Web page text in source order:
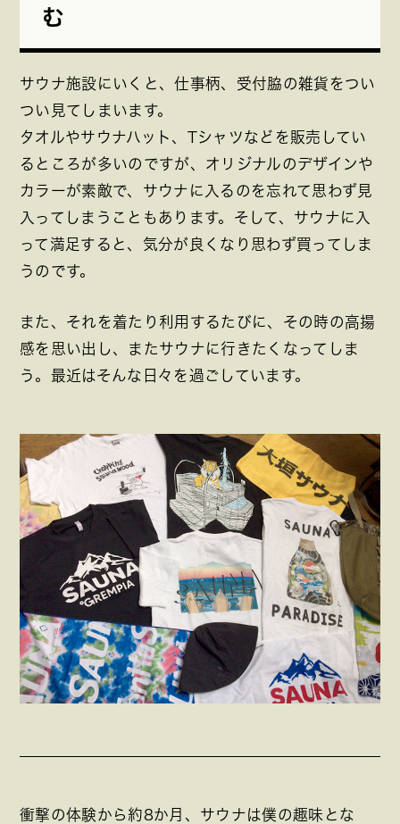
む
サウナ施設にいくと、仕事柄、受付脇の雑貨をつい
つい見てしまいます。
タオルやサウナハット、Tシャツなどを販売してい
るところが多いのですが、オリジナルのデザインや
カラーが素敵で、サウナに入るのを忘れて思わず見
入ってしまうこともあります。そして、サウナに入
って満足すると、気分が良くなり思わず買ってしま
うのです。
また、それを着たり利用するたびに、その時の高揚
感を思い出し、またサウナに行きたくなってしま
う。最近はそんな日々を過ごしています。
衝撃の体験から約8か月、サウナは僕の趣味とな